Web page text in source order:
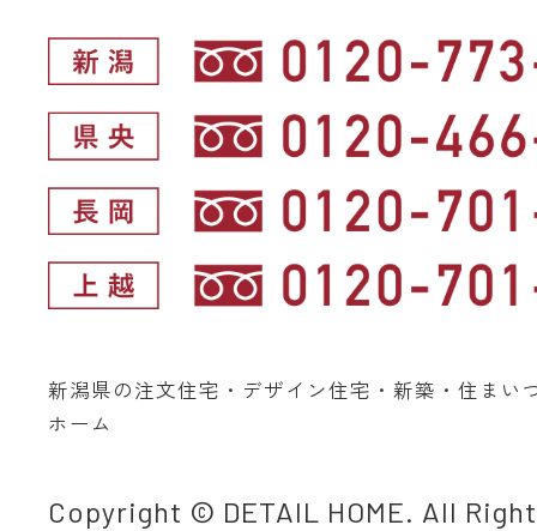
新潟県の注文住宅・デザイン住宅・新築・住まい
ホーム
Copyright © DETAIL HOME. All